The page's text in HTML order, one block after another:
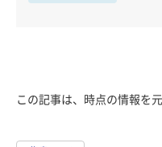
この記事は、時点の情報を